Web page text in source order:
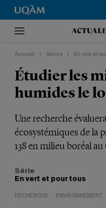
Accueil Séries En vert et
Étudier les
humides le
Une recherche
écosystémiques de la
138 en milieu boréal
Série
En vert et pour tous
RECHERCHE ENVIRONNEMENT